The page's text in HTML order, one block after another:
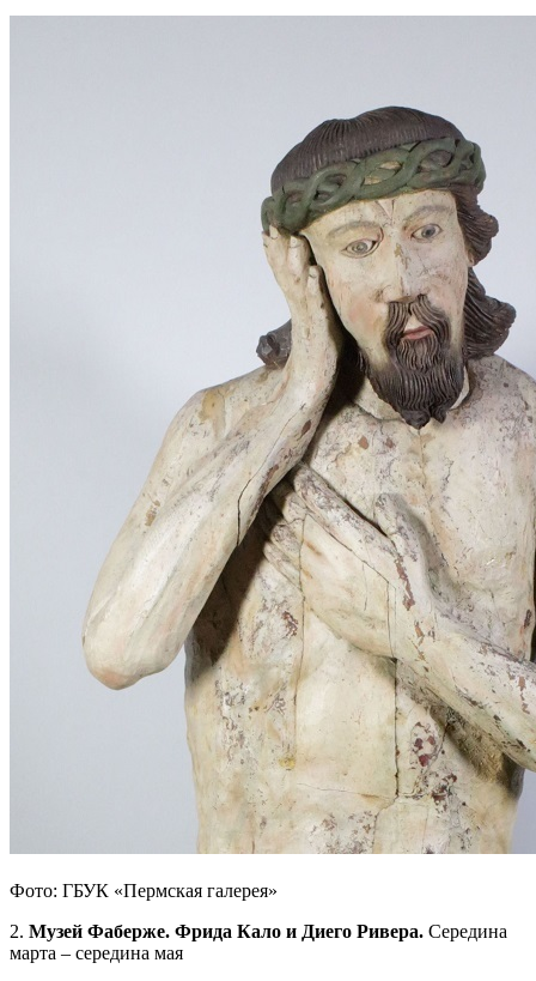
Фото: ГБУК «Пермская галерея»
2. Музей Фаберже. Фрида Кало и Диего Ривера. Середина
марта – середина мая